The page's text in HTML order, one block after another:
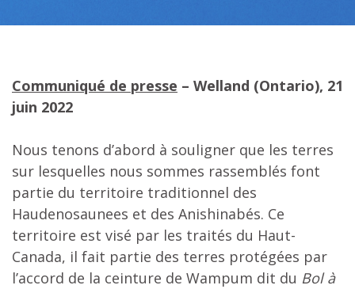
Communiqué de presse – Welland (Ontario), 21
juin 2022
Nous tenons d’abord à souligner que les terres
sur lesquelles nous sommes rassemblés font
partie du territoire traditionnel des
Haudenosaunees et des Anishinabés. Ce
territoire est visé par les traités du Haut-
Canada, il fait partie des terres protégées par
l’accord de la ceinture de Wampum dit du Bol à